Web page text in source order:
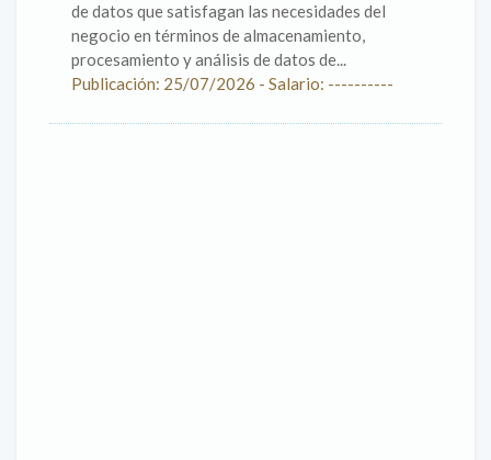
de datos que satisfagan las necesidades del
negocio en términos de almacenamiento,
procesamiento y análisis de datos de...
Publicación: 25/07/2026 - Salario: ----------